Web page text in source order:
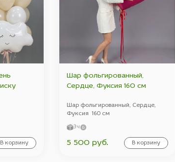
В корзину
Шар фольгированный,
Сердце, Фуксия 160 см
Шар фольгированный, Сердце,
Фуксия 160 см
3ч
5 500 руб. В корзину